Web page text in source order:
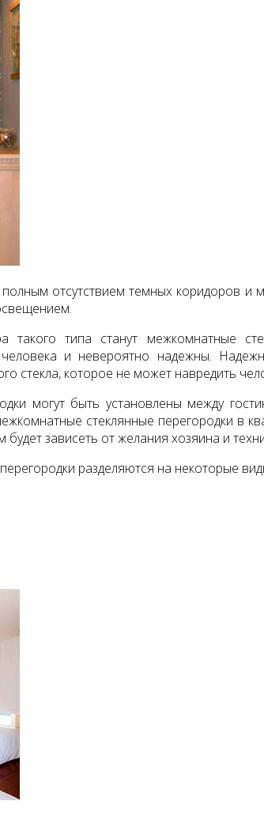
отсутствием темных коридоров
такого типа станут межкомнатные
и невероятно надежны.
стекла, которое не может навредить
могут быть установлены между
стеклянные перегородки в
зависеть от желания хозяина и
разделяются на некоторые